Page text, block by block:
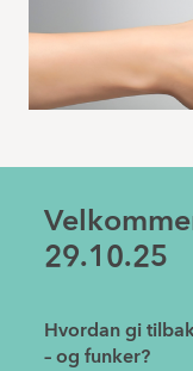
29.10.25
Hvordan gi
– og funker?